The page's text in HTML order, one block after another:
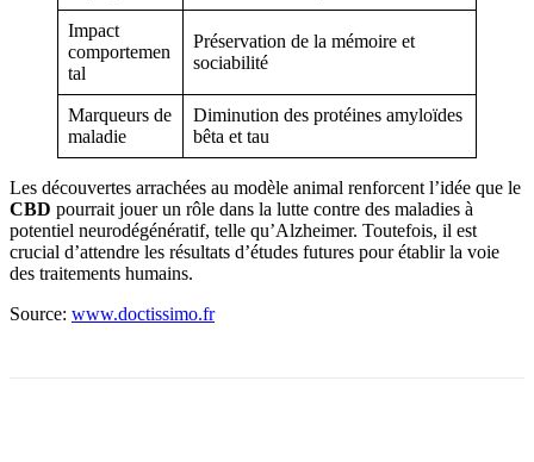
Impact
comportemen
tal
Préservation de la mémoire et
sociabilité
Marqueurs de
maladie
Diminution des protéines amyloïdes
bêta et tau
Les découvertes arrachées au modèle animal renforcent l’idée que le
CBD pourrait jouer un rôle dans la lutte contre des maladies à
potentiel neurodégénératif, telle qu’Alzheimer. Toutefois, il est
crucial d’attendre les résultats d’études futures pour établir la voie
des traitements humains.
Source: www.doctissimo.fr